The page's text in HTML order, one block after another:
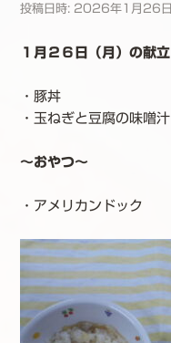
投稿日時: 2026年1月26日
１月２６日（月）の献立
・豚丼
・玉ねぎと豆腐の味噌汁
～おやつ～
・アメリカンドック